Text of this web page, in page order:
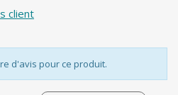
client
d'avis pour ce produit.